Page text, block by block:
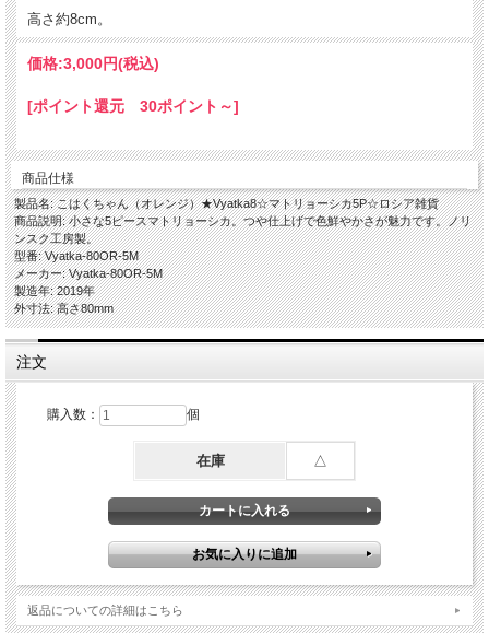
高さ約8cm。
価格:3,000円(税込)
[ポイント還元 30ポイント～]
商品仕様
製品名: こはくちゃん（オレンジ）★Vyatka8☆マトリョーシカ5P☆ロシア雑貨
商品説明: 小さな5ピースマトリョーシカ。つや仕上げで色鮮やかさが魅力です。ノリ
ンスク工房製。
型番: Vyatka-80OR-5M
メーカー: Vyatka-80OR-5M
製造年: 2019年
外寸法: 高さ80mm
注文
購入数： 個
在庫 △
返品についての詳細はこちら